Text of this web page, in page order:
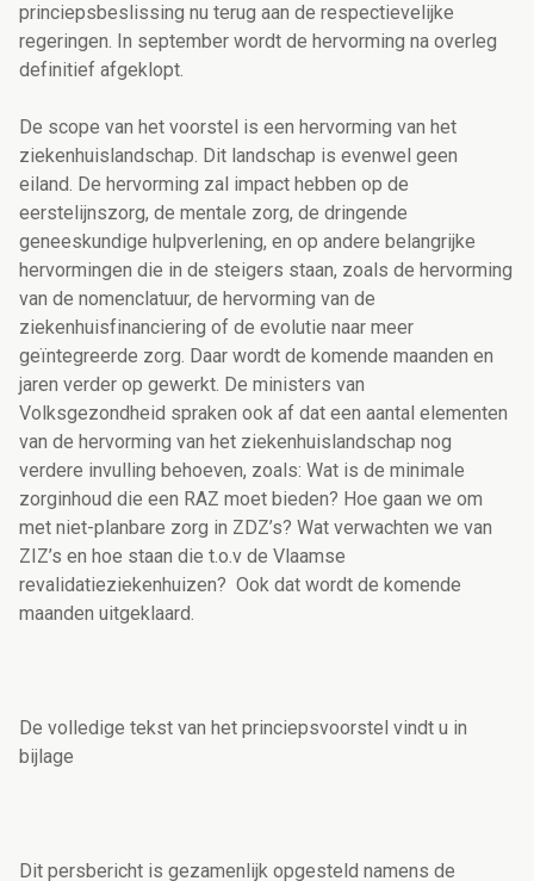
princiepsbeslissing nu terug aan de respectievelijke
regeringen. In september wordt de hervorming na overleg
definitief afgeklopt.
De scope van het voorstel is een hervorming van het
ziekenhuislandschap. Dit landschap is evenwel geen
eiland. De hervorming zal impact hebben op de
eerstelijnszorg, de mentale zorg, de dringende
geneeskundige hulpverlening, en op andere belangrijke
hervormingen die in de steigers staan, zoals de hervorming
van de nomenclatuur, de hervorming van de
ziekenhuisfinanciering of de evolutie naar meer
geïntegreerde zorg. Daar wordt de komende maanden en
jaren verder op gewerkt. De ministers van
Volksgezondheid spraken ook af dat een aantal elementen
van de hervorming van het ziekenhuislandschap nog
verdere invulling behoeven, zoals: Wat is de minimale
zorginhoud die een RAZ moet bieden? Hoe gaan we om
met niet-planbare zorg in ZDZ’s? Wat verwachten we van
ZIZ’s en hoe staan die t.o.v de Vlaamse
revalidatieziekenhuizen? Ook dat wordt de komende
maanden uitgeklaard.
De volledige tekst van het princiepsvoorstel vindt u in
bijlage
Dit persbericht is gezamenlijk opgesteld namens de